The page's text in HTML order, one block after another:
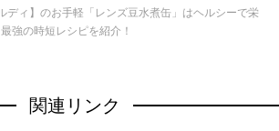
ディ】のお手軽「レンズ豆水煮缶」はヘルシーで栄
強の時短レシピを紹介！
関連リンク